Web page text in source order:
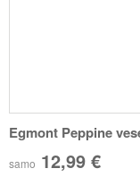
Egmont Peppine
samo 12,99 €